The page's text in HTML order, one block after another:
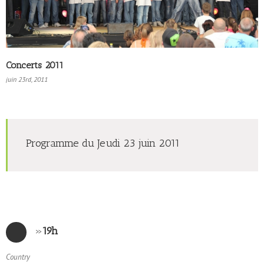
Concerts 2011
juin 23rd, 2011
Programme du Jeudi 23 juin 2011
»19h
Country